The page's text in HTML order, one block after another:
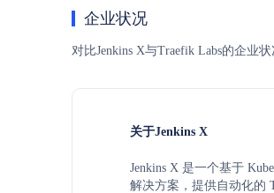
企业状况
对比Jenkins X与Traefik Labs的企业
关于Jenkins X
Jenkins X 是一个基于
解决方案，提供自动化的